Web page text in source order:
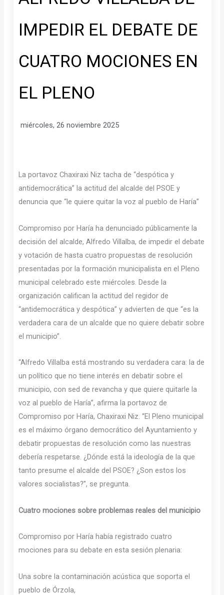
IMPEDIR EL DEBATE DE
CUATRO MOCIONES EN
EL PLENO
miércoles, 26 noviembre 2025
La portavoz Chaxiraxi Niz tacha de “despótica y
antidemocrática” la actitud del alcalde del PSOE y
denuncia que “le quiere quitar la voz al pueblo de Haría”
Compromiso por Haría ha denunciado públicamente la
decisión del alcalde, Alfredo Villalba, de impedir el debate
y votación de hasta cuatro propuestas de resolución
presentadas por la formación municipalista en el Pleno
municipal celebrado este miércoles. Desde la
organización califican la actitud del regidor de
“antidemocrática y despótica” y advierten de que “es la
verdadera cara de un alcalde que no quiere debatir sobre
el municipio”.
“Alfredo Villalba está mostrando su verdadera cara: la de
un político que no tiene interés en debatir sobre el
municipio, con sed de revancha y que quiere quitarle la
voz al pueblo de Haría”, afirma la portavoz de
Compromiso por Haría, Chaxiraxi Niz. “El Pleno municipal
es el máximo órgano democrático del Ayuntamiento y
debatir propuestas de resolución como las nuestras
debería respetarse. ¿Dónde está la ideología de la que
tanto presume el alcalde del PSOE? ¿Son estos los
valores socialistas?”, se pregunta.
Cuatro mociones sobre problemas reales del municipio
Compromiso por Haría había registrado cuatro
mociones para su debate en esta sesión plenaria:
Una sobre la contaminación acústica que soporta el
pueblo de Órzola,